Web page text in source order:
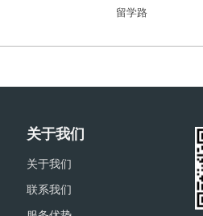
留学路
关于我们
关于我们
联系我们